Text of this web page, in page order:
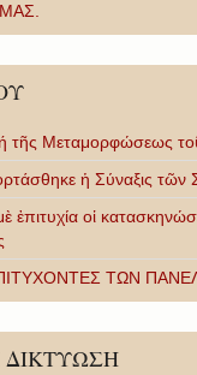
τῆς Μεταμορφώσεως
ἡ Σύναξις τῶν
οἱ
ΤΩΝ
ΔΙΚΤΥΩΣΗ